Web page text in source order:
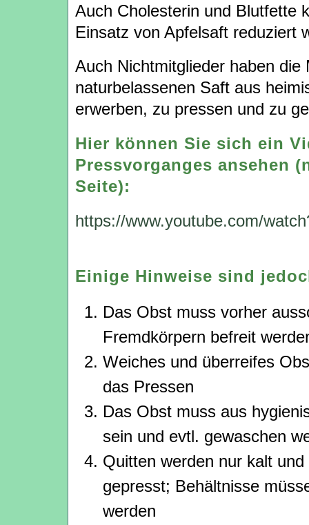
Auch Cholesterin und Blutfette
Einsatz von Apfelsaft reduziert
Auch Nichtmitglieder haben die
naturbelassenen Saft aus
erwerben, zu pressen und zu
Hier können Sie sich ein
Pressvorganges ansehen
Seite):
https://www.youtube.com/
Einige Hinweise sind
Das Obst muss vorher
Fremdkörpern befreit
Weiches und überreifes
das Pressen
Das Obst muss aus
sein und evtl. gewaschen
Quitten werden nur kalt
gepresst; Behältnisse
werden